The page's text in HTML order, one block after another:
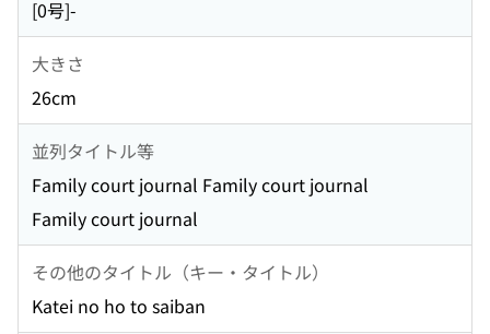
[0号]-
大きさ
26cm
並列タイトル等
Family court journal Family court journal
Family court journal
その他のタイトル（キー・タイトル）
Katei no ho to saiban